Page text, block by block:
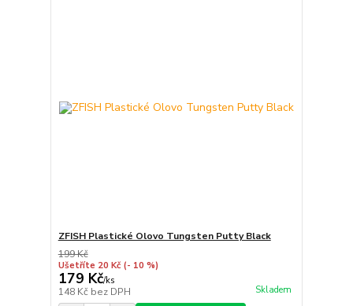
ZFISH Plastické Olovo Tungsten Putty Black
199 Kč
Ušetříte 20 Kč (- 10 %)
179 Kč/ks
148 Kč bez DPH Skladem